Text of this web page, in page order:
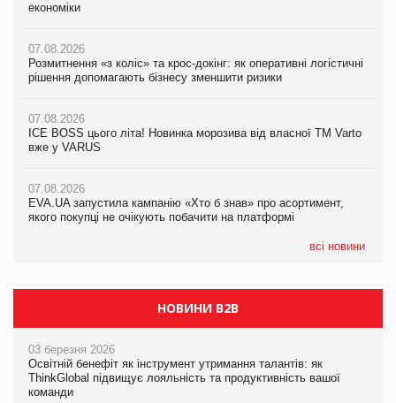
економіки
07.08.2026
Розмитнення «з коліс» та крос-докінг: як оперативні логістичні
рішення допомагають бізнесу зменшити ризики
07.08.2026
ICE BOSS цього літа! Новинка морозива від власної ТМ Varto
вже у VARUS
07.08.2026
EVA.UA запустила кампанію «Хто б знав» про асортимент,
якого покупці не очікують побачити на платформі
всі новини
ICE BOSS цього літа! Новинка морозива від власної ТМ Varto
07.08.2026
EVA.UA запустила кампанію «Хто б знав» про асортимент,
06.08.2026
Смачна новинка для хвостатих: у VARUS з’явилися паучі
05.08.2026
Мережа супермаркетів VARUS купує мережу магазинів
економіки
07.08.2026
Kraft Heinz скоротила збиток у першому півріччі
Продажі Hugo Boss впали на 9%
НОВИНИ B2B
03 березня 2026
Освітній бенефіт як інструмент утримання талантів: як
ThinkGlobal підвищує лояльність та продуктивність вашої
команди